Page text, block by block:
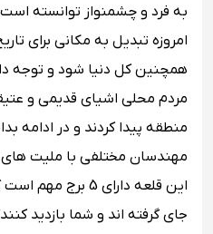
به فرد و چشمنواز توانسته است
امروزه تبدیل به مکانی برای
همچنین کل دنیا شود و توجه
مردم محلی اشیای قدیمی و
منطقه پیدا کردند و در ادامه
مهندسان مختلفی با ملیت های
این قلعه دارای 5
جای گرفته اند و شما بازدید